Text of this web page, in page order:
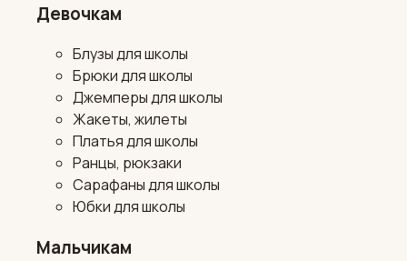
Девочкам
Блузы для школы
Брюки для школы
Джемперы для школы
Жакеты, жилеты
Платья для школы
Ранцы, рюкзаки
Сарафаны для школы
Юбки для школы
Мальчикам